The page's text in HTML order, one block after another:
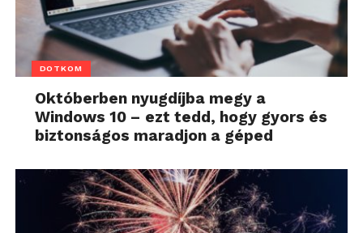
DOTKOM
Októberben nyugdíjba megy a
Windows 10 – ezt tedd, hogy gyors és
biztonságos maradjon a géped